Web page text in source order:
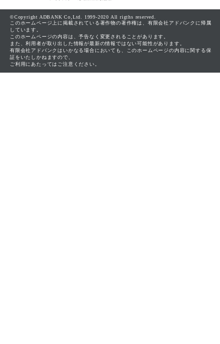
©Copyright ADBANK Co,Ltd. 1999-2020 All rigths reserved.
このホームページ上に掲載されている著作物の著作権は、有限会社アドバンクに帰属
しています。
このホームページの内容は、予告なく変更されることがあります。
また、利用者が取り出した情報が最新の情報ではない可能性があります。
有限会社アドバンクはいかなる場合においても、このホームページの内容に関する保
証をいたしかねますので、
ご利用にあたってはご注意ください。